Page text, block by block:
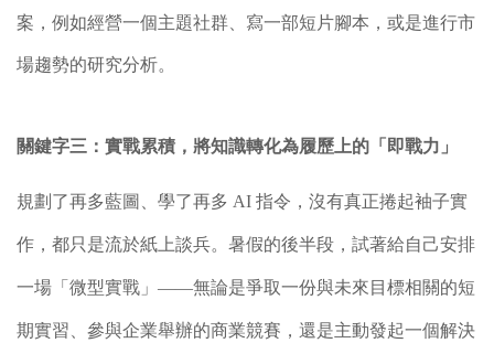
案，例如經營一個主題社群、寫一部短片腳本，或是進行市
場趨勢的研究分析。
關鍵字三：實戰累積，將知識轉化為履歷上的「即戰力」
規劃了再多藍圖、學了再多 AI 指令，沒有真正捲起袖子實
作，都只是流於紙上談兵。暑假的後半段，試著給自己安排
一場「微型實戰」——無論是爭取一份與未來目標相關的短
期實習、參與企業舉辦的商業競賽，還是主動發起一個解決